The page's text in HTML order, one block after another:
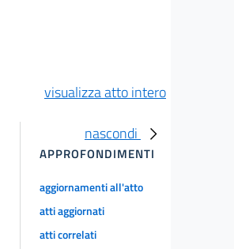
visualizza atto intero
nascondi
APPROFONDIMENTI
aggiornamenti all'atto
atti aggiornati
atti correlati